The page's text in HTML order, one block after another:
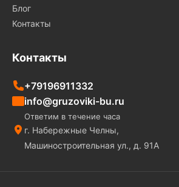
Блог
Контакты
Контакты
+79196911332
info@gruzoviki-bu.ru
Ответим в течение часа
г. Набережные Челны,
Машиностроительная ул., д. 91А